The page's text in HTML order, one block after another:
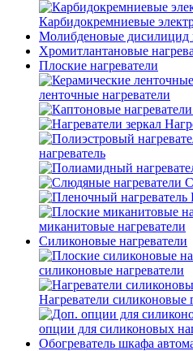
Карбидокремниевые
Молибденовые дисилицид
Хромитлантановые
Плоские нагреватели
ленточные нагреватели
нагреватель
миканитовые нагреватели
Силиконовые нагреватели
силиконовые нагреватели
Нагреватели
опции для силиконовых
Обогреватель шкафа